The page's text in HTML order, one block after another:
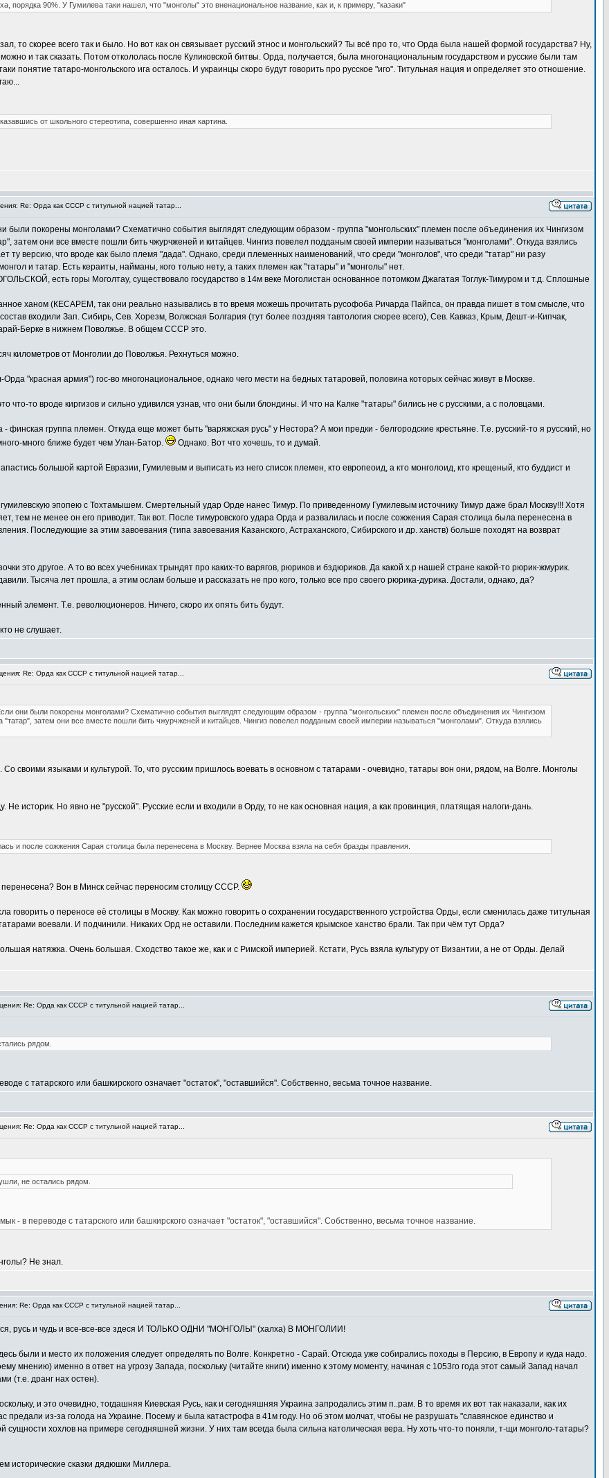
порядка 90%. У Гумилева таки нашел, что "монголы" это вненациональное название, как и, к примеру, "казаки"
то скорее всего так и было. Но вот как он связывает русский этнос и монгольский? Ты всё про то, что Орда была нашей формой государства? Ну,
и так сказать. Потом откололась после Куликовской битвы. Орда, получается, была многонациональным государством и русские были там
понятие татаро-монгольского ига осталось. И украинцы скоро будут говорить про русское "иго". Титульная нация и определяет это отношение.
от школьного стереотипа, совершенно иная картина.
Re: Орда как СССР с титульной нацией татар...
были покорены монголами? Схематично события выглядят следующим образом - группа "монгольских" племен после объединения их Чингизом
затем они все вместе пошли бить чжурчженей и китайцев. Чингиз повелел подданым своей империи называться "монголами". Откуда взялись
ту версию, что вроде как было племя "дада". Однако, среди племенных наименований, что среди "монголов", что среди "татар" ни разу
и татар. Есть кераиты, найманы, кого только нету, а таких племен как "татары" и "монголы" нет.
есть горы Моголтау, существовало государство в 14м веке Моголистан основанное потомком Джагатая Тоглук-Тимуром и т.д. Сплошные
ханом (КЕСАРЕМ, так они реально назывались в то время можешь прочитать русофоба Ричарда Пайпса, он правда пишет в том смысле, что
входили Зап. Сибирь, Сев. Хорезм, Волжская Болгария (тут более поздняя тавтология скорее всего), Сев. Кавказ, Крым, Дешт-и-Кипчак,
Берке в нижнем Поволжье. В общем СССР это.
километров от Монголии до Поволжья. Рехнуться можно.
Орда "красная армия") гос-во многонациональное, однако чего мести на бедных татаровей, половина которых сейчас живут в Москве.
что-то вроде киргизов и сильно удивился узнав, что они были блондины. И что на Калке "татары" бились не с русскими, а с половцами.
группа племен. Откуда еще может быть "варяжская русь" у Нестора? А мои предки - белгородские крестьяне. Т.е. русский-то я русский, но
много ближе будет чем Улан-Батор.
Однако. Вот что хочешь, то и думай.
большой картой Евразии, Гумилевым и выписать из него список племен, кто европеоид, а кто монголоид, кто крещеный, кто буддист и
эпопею с Тохтамышем. Смертельный удар Орде нанес Тимур. По приведенному Гумилевым источнику Тимур даже брал Москву!!! Хотя
тем не менее он его приводит. Так вот. После тимуровского удара Орда и развалилась и после сожжения Сарая столица была перенесена в
Последующие за этим завоевания (типа завоевания Казанского, Астраханского, Сибирского и др. ханств) больше походят на возврат
это другое. А то во всех учебниках трындят про каких-то варягов, рюриков и бздюриков. Да какой х.р нашей стране какой-то рюрик-жмурик.
Тысяча лет прошла, а этим ослам больше и рассказать не про кого, только все про своего рюрика-дурика. Достали, однако, да?
элемент. Т.е. революционеров. Ничего, скоро их опять бить будут.
не слушает.
Re: Орда как СССР с титульной нацией татар...
они были покорены монголами? Схематично события выглядят следующим образом - группа "монгольских" племен после объединения их Чингизом
"татар", затем они все вместе пошли бить чжурчженей и китайцев. Чингиз повелел подданым своей империи называться "монголами". Откуда взялись
своими языками и культурой. То, что русским пришлось воевать в основном с татарами - очевидно, татары вон они, рядом, на Волге. Монголы
Не историк. Но явно не "русской". Русские если и входили в Орду, то не как основная нация, а как провинция, платящая налоги-дань.
и после сожжения Сарая столица была перенесена в Москву. Вернее Москва взяла на себя бразды правления.
Вон в Минск сейчас переносим столицу СССР.
говорить о переносе её столицы в Москву. Как можно говорить о сохранении государственного устройства Орды, если сменилась даже титульная
воевали. И подчинили. Никаких Орд не оставили. Последним кажется крымское ханство брали. Так при чём тут Орда?
натяжка. Очень большая. Сходство такое же, как и с Римской империей. Кстати, Русь взяла культуру от Византии, а не от Орды. Делай
Re: Орда как СССР с титульной нацией татар...
рядом.
с татарского или башкирского означает "остаток", "оставшийся". Собственно, весьма точное название.
Re: Орда как СССР с титульной нацией татар...
не остались рядом.
- в переводе с татарского или башкирского означает "остаток", "оставшийся". Собственно, весьма точное название.
Не знал.
Re: Орда как СССР с титульной нацией татар...
русь и чудь и все-все-все здеся И ТОЛЬКО ОДНИ "МОНГОЛЫ" (халха) В МОНГОЛИИ!
были и место их положения следует определять по Волге. Конкретно - Сарай. Отсюда уже собирались походы в Персию, в Европу и куда надо.
мнению) именно в ответ на угрозу Запада, поскольку (читайте книги) именно к этому моменту, начиная с 1053го года этот самый Запад начал
(т.е. дранг нах остен).
и это очевидно, тогдашняя Киевская Русь, как и сегодняшняя Украина запродались этим п..рам. В то время их вот так наказали, как их
из-за голода на Украине. Посему и была катастрофа в 41м году. Но об этом молчат, чтобы не разрушать "славянское единство и
сущности хохлов на примере сегодняшней жизни. У них там всегда была сильна католическая вера. Ну хоть что-то поняли, т-щи монголо-татары?
исторические сказки дядюшки Миллера.